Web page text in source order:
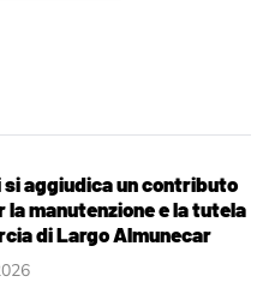
aggiudica un contributo
la manutenzione e la tutela
di Largo Almunecar